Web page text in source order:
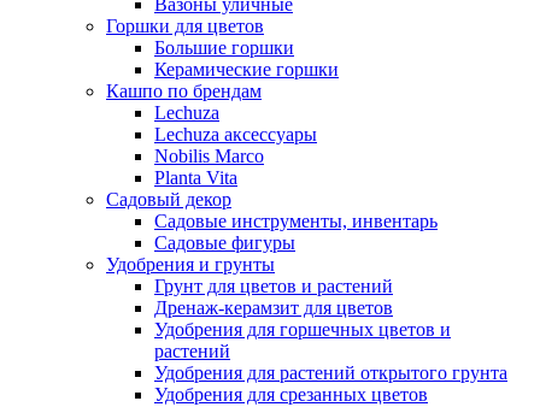
Горшки для цветов
Большие горшки
Керамические горшки
Кашпо по брендам
Lechuza
Lechuza аксессуары
Nobilis Marco
Planta Vita
Садовый декор
Садовые инструменты, инвентарь
Садовые фигуры
Удобрения и грунты
Грунт для цветов и растений
Дренаж-керамзит для цветов
Удобрения для горшечных цветов и
растений
Удобрения для растений открытого грунта
Удобрения для срезанных цветов